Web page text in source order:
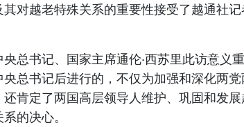
对越老特殊关系的重要性接受了越通社
总书记、国家主席通伦·西苏里此访意义
总书记后进行的，不仅为加强和深化两党
肯定了两国高层领导人维护、巩固和发展
的决心。